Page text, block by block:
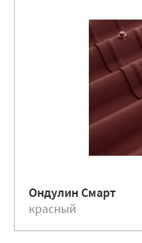
Ондулин Смарт
красный